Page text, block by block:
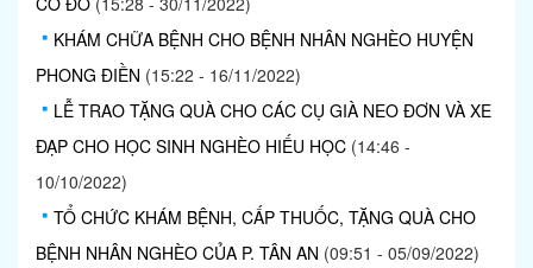
KHÁM CHỮA BỆNH CHO BỆNH NHÂN NGHÈO HUYỆN
PHONG ĐIỀN (15:22 - 16/11/2022)
LỄ TRAO TẶNG QUÀ CHO CÁC CỤ GIÀ NEO ĐƠN VÀ XE
ĐẠP CHO HỌC SINH NGHÈO HIẾU HỌC (14:46 -
10/10/2022)
TỔ CHỨC KHÁM BỆNH, CẤP THUỐC, TẶNG QUÀ CHO
BỆNH NHÂN NGHÈO CỦA P. TÂN AN (09:51 - 05/09/2022)